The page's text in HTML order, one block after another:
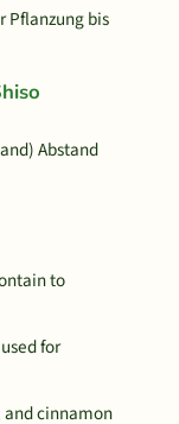
Pflanzung bis
Abstand
to
for
cinnamon